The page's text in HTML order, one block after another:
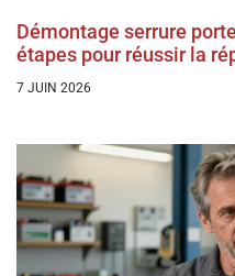
Démontage serrure
étapes pour réussir la
7 JUIN 2026